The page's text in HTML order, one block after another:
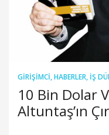
GIRIŞIMCI,HABERLER, İŞ
10 Bin Dolar
Altuntaş’ın